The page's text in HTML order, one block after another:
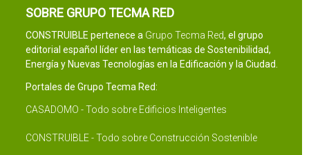
SOBRE GRUPO TECMA RED
CONSTRUIBLE pertenece a Grupo Tecma Red, el grupo
editorial español líder en las temáticas de Sostenibilidad,
Energía y Nuevas Tecnologías en la Edificación y la Ciudad.
Portales de Grupo Tecma Red:
CASADOMO - Todo sobre Edificios Inteligentes
CONSTRUIBLE - Todo sobre Construcción Sostenible